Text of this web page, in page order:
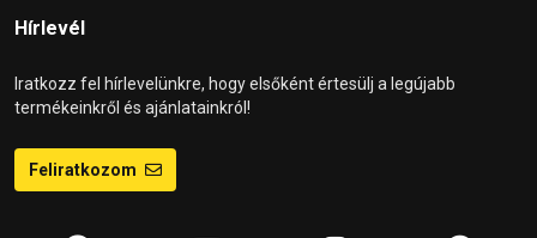
Hírlevél
Iratkozz fel hírlevelünkre, hogy elsőként értesülj a legújabb
termékeinkről és ajánlatainkról!
Feliratkozom